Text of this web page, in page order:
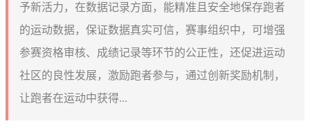
予新活力，在数据记录方面，能精准且安全地保存跑者
的运动数据，保证数据真实可信，赛事组织中，可增强
参赛资格审核、成绩记录等环节的公正性，还促进运动
社区的良性发展，激励跑者参与，通过创新奖励机制，
让跑者在运动中获得...